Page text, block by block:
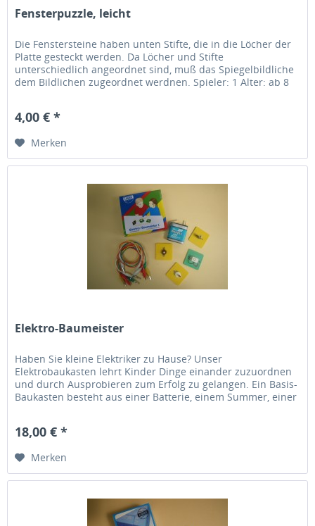
Fensterpuzzle, leicht
Die Fenstersteine haben unten Stifte, die in die Löcher der
Platte gesteckt werden. Da Löcher und Stifte
unterschiedlich angeordnet sind, muß das Spiegelbildliche
dem Bildlichen zugeordnet werdnen. Spieler: 1 Alter: ab 8
4,00 € *
Merken
Elektro-Baumeister
Haben Sie kleine Elektriker zu Hause? Unser
Elektrobaukasten lehrt Kinder Dinge einander zuzuordnen
und durch Ausprobieren zum Erfolg zu gelangen. Ein Basis-
Baukasten besteht aus einer Batterie, einem Summer, einer
18,00 € *
Merken